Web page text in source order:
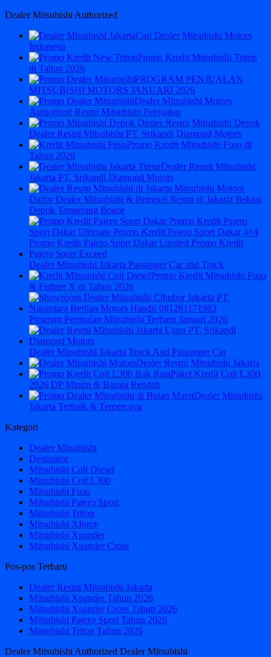
Dealer Mitsubishi Authorized
Cari Dealer Mitsubishi Motors
Indonesia
Promo Kredit Mitsubishi Triton
di Tahun 2026
PROGRAM PENJUALAN
MITSUBISHI MOTORS JANUARI 2026
Dealer Mitsubishi Motors
Authorized Resmi Mitsubishi Penjualan
Dealer Resmi Mitsubishi PT. Srikandi Diamond Motors
Promo Kredit Mitsubishi Fuso di
Tahun 2026
Dealer Resmi Mitsubishi
Jakarta PT. Srikandi Diamond Motors
Daftar Dealer Mitsubishi & Bengkel Resmi di Jakarta Bekasi
Depok Tangerang Bogor
Dealer Mitsubishi Jakarta Passanger Car and Truck
Promo Kredit Mitsubishi Fuso
& Fighter X di Tahun 2026
Program Penjualan Mitsubishi Terbaru Januari 2026
Dealer Mitsubishi Jakarta Truck And Passanger Car
Dealer Resmi Mitsubishi Jakarta
Paket Kredit Colt L300
2026 DP Minim & Bunga Rendah
Dealer Mitsubishi
Jakarta Terbaik & Terpercaya
Kategori
Dealer Mitsubishi
Destinator
Mitsubishi Colt Diesel
Mitsubishi Colt L300
Mitsubishi Fuso
Mitsubishi Pajero Sport
Mitsubishi Triton
Mitsubishi Xforce
Mitsubishi Xpander
Mitsubishi Xpander Cross
Pos-pos Terbaru
Dealer Resmi Mitsubishi Jakarta
Mitsubishi Xpander Tahun 2026
Mitsubishi Xpander Cross Tahun 2026
Mitsubishi Pajero Sport Tahun 2026
Mitsubishi Triton Tahun 2026
Dealer Mitsubishi Authorized Dealer Mitsubishi